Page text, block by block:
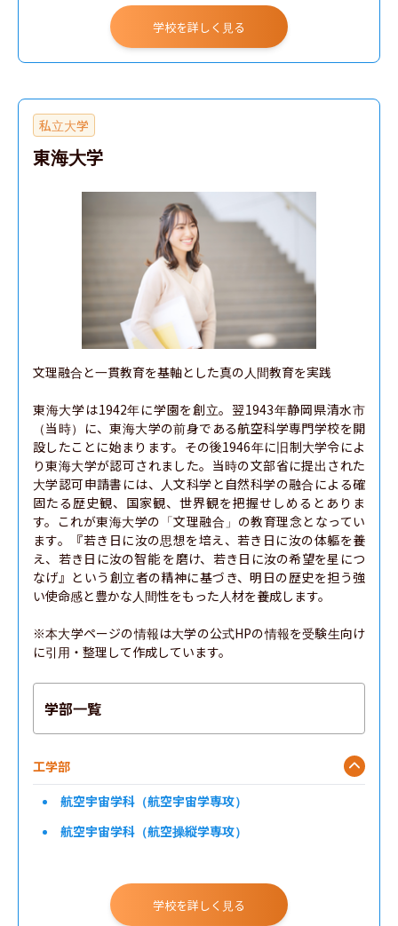
学校を詳しく見る
私立大学
東海大学
文理融合と一貫教育を基軸とした真の人間教育を実践
東海大学は1942年に学園を創立。翌1943年静岡県清水市
（当時）に、東海大学の前身である航空科学専門学校を開
設したことに始まります。その後1946年に旧制大学令によ
り東海大学が認可されました。当時の文部省に提出された
大学認可申請書には、人文科学と自然科学の融合による確
固たる歴史観、国家観、世界観を把握せしめるとありま
す。これが東海大学の「文理融合」の教育理念となってい
ます。『若き日に汝の思想を培え、若き日に汝の体軀を養
え、若き日に汝の智能 を磨け、若き日に汝の希望を星につ
なげ』という創立者の精神に基づき、明日の歴史を担う強
い使命感と豊かな人間性をもった人材を養成します。
※本大学ページの情報は大学の公式HPの情報を受験生向け
に引用・整理して作成しています。
学部一覧
工学部
航空宇宙学科（航空宇宙学専攻）
航空宇宙学科（航空操縦学専攻）
学校を詳しく見る